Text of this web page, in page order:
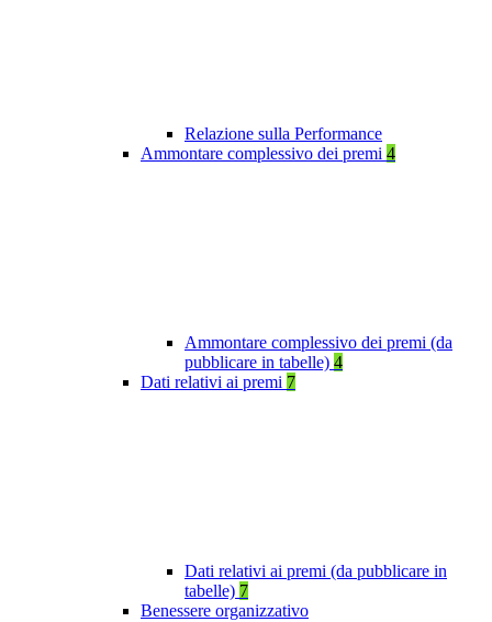
Relazione sulla Performance
Ammontare complessivo dei premi 4
Ammontare complessivo dei premi (da
pubblicare in tabelle) 4
Dati relativi ai premi 7
Dati relativi ai premi (da pubblicare in
tabelle) 7
Benessere organizzativo